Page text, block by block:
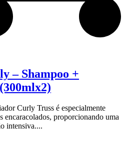
– Shampoo +
Curly Truss é especialmente
encaracolados, proporcionando uma
intensiva....